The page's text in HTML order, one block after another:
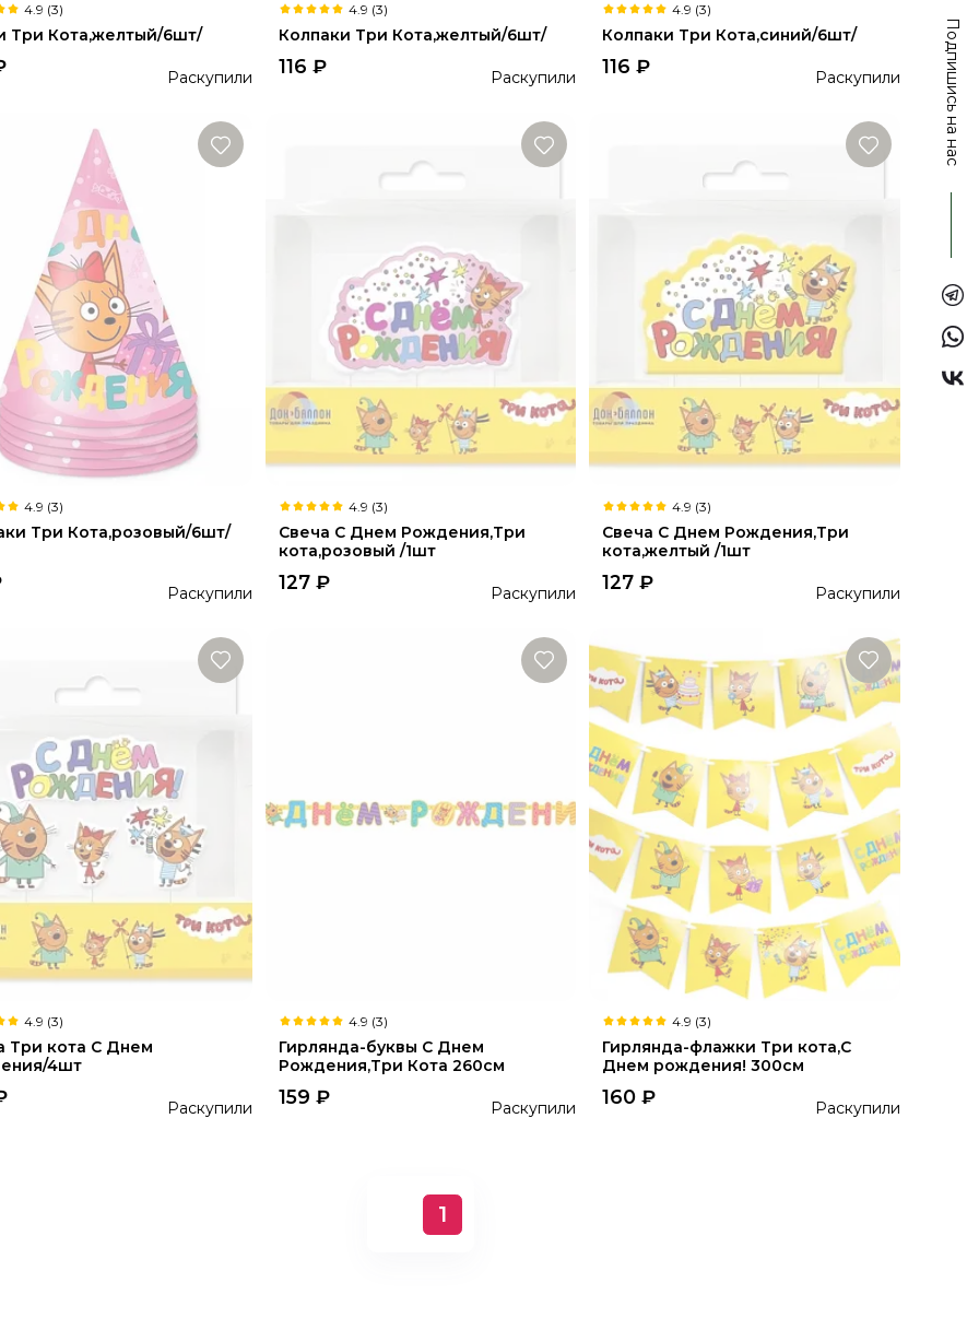
4.9 (3)
Три Кота,желтый/6шт/
Раскупили
4.9 (3)
Колпаки Три Кота,желтый/6шт/
116 ₽ Раскупили
4.9 (3)
Колпаки Три Кота,синий/6шт/
116 ₽ Раскупили
4.9 (3)
Три Кота,розовый/6шт/
Раскупили
4.9 (3)
Свеча С Днем Рождения,Три
кота,розовый /1шт
127 ₽ Раскупили
4.9 (3)
Свеча С Днем Рождения,Три
кота,желтый /1шт
127 ₽ Раскупили
4.9 (3)
Три кота С Днем
4шт
Раскупили
4.9 (3)
Гирлянда-буквы С Днем
Рождения,Три Кота 260см
159 ₽ Раскупили
4.9 (3)
Гирлянда-флажки Три кота,С
Днем рождения! 300см
160 ₽ Раскупили
1
Подпишись на нас